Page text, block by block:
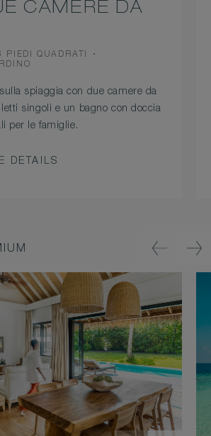
CAMERE DA
QUADRATI
spiaggia con due camere da
singoli e un bagno con doccia
per le famiglie.
DETAILS